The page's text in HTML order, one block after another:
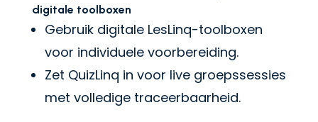
digitale toolboxen
Gebruik digitale LesLinq-toolboxen
voor individuele voorbereiding.
Zet QuizLinq in voor live groepssessies
met volledige traceerbaarheid.